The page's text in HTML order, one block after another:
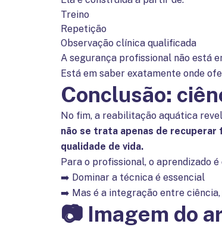
Treino
Repetição
Observação clínica qualificada
A segurança profissional não está
Está em saber exatamente onde
Conclusão:
No fim, a reabilitação aquática
não se trata apenas de
qualidade de vida.
Para o profissional, o aprendizado é
➡️ Dominar a técnica é essencial
➡️ Mas é a integração entre
📷 Imagem do